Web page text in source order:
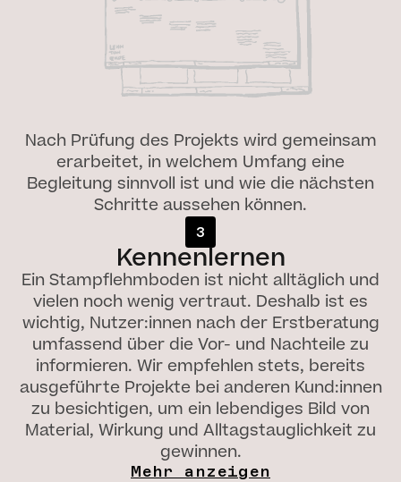
Nach Prüfung des Projekts wird gemeinsam
erarbeitet, in welchem Umfang eine
Begleitung sinnvoll ist und wie die nächsten
Schritte aussehen können.
3
Kennenlernen
Ein Stampflehmboden ist nicht alltäglich und
vielen noch wenig vertraut. Deshalb ist es
wichtig, Nutzer:innen nach der Erstberatung
umfassend über die Vor- und Nachteile zu
informieren. Wir empfehlen stets, bereits
ausgeführte Projekte bei anderen Kund:innen
zu besichtigen, um ein lebendiges Bild von
Material, Wirkung und Alltagstauglichkeit zu
gewinnen.
Mehr anzeigen